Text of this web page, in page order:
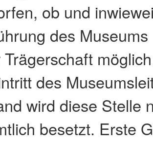
ob und
des
des
wird diese Stelle
besetzt. Erste